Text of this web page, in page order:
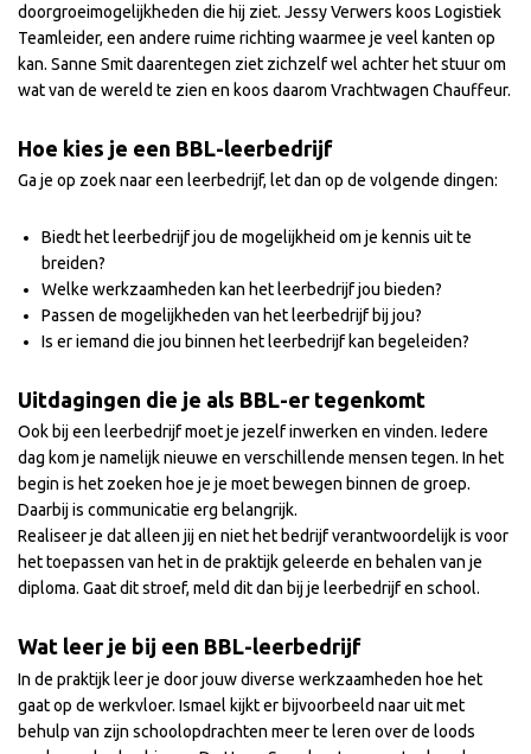
doorgroeimogelijkheden die hij ziet. Jessy Verwers koos Logistiek
Teamleider, een andere ruime richting waarmee je veel kanten op
kan. Sanne Smit daarentegen ziet zichzelf wel achter het stuur om
wat van de wereld te zien en koos daarom Vrachtwagen Chauffeur.
Hoe kies je een BBL-leerbedrijf
Ga je op zoek naar een leerbedrijf, let dan op de volgende dingen:
Biedt het leerbedrijf jou de mogelijkheid om je kennis uit te
breiden?
Welke werkzaamheden kan het leerbedrijf jou bieden?
Passen de mogelijkheden van het leerbedrijf bij jou?
Is er iemand die jou binnen het leerbedrijf kan begeleiden?
Uitdagingen die je als BBL-er tegenkomt
Ook bij een leerbedrijf moet je jezelf inwerken en vinden. Iedere
dag kom je namelijk nieuwe en verschillende mensen tegen. In het
begin is het zoeken hoe je je moet bewegen binnen de groep.
Daarbij is communicatie erg belangrijk.
Realiseer je dat alleen jij en niet het bedrijf verantwoordelijk is voor
het toepassen van het in de praktijk geleerde en behalen van je
diploma. Gaat dit stroef, meld dit dan bij je leerbedrijf en school.
Wat leer je bij een BBL-leerbedrijf
In de praktijk leer je door jouw diverse werkzaamheden hoe het
gaat op de werkvloer. Ismael kijkt er bijvoorbeeld naar uit met
behulp van zijn schoolopdrachten meer te leren over de loods